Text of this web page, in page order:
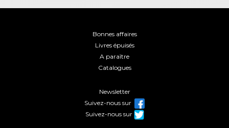
Bonnes affaires
Livres épuisés
A paraître
Catalogues
Newsletter
Suivez-nous sur
Suivez-nous sur